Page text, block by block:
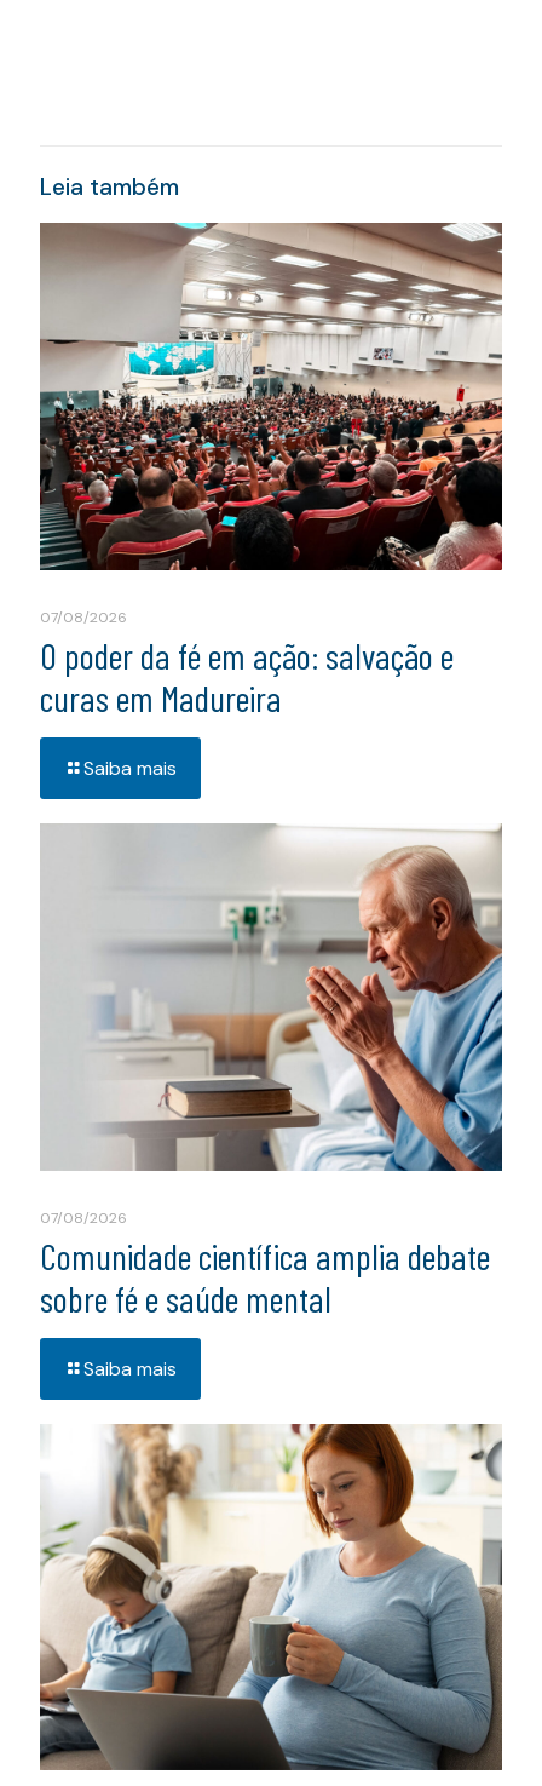
Leia também
07/08/2026
O poder da fé em ação: salvação e
curas em Madureira
Saiba mais
07/08/2026
Comunidade científica amplia debate
sobre fé e saúde mental
Saiba mais